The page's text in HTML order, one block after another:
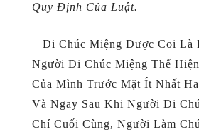
Quy Định Của Luật.
Di Chúc Miệng Được Coi Là
Người Di Chúc Miệng Thể
Của Mình Trước Mặt Ít Nhất
Và Ngay Sau Khi Người Di
Chí Cuối Cùng, Người Làm